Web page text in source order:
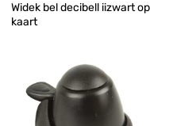
Widek bel decibell iizwart op
kaart